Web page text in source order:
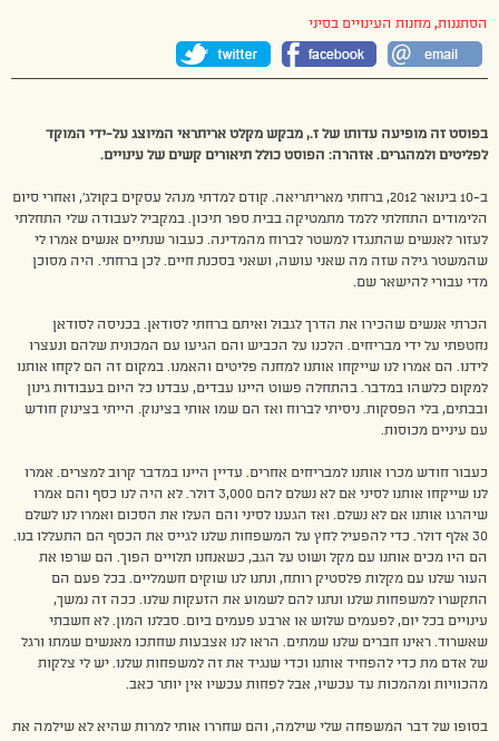
הסתננות, מחנות העינויים בסיני
בפוסט זה מופיעה עדותו של ז., מבקש מקלט אריתראי המיוצג על-ידי המוקד
לפליטים ולמהגרים. אזהרה: הפוסט כולל תיאורים קשים של עינויים.
ב-10 בינואר 2012, ברחתי מאריתריאה. קודם למדתי מנהל עסקים בקולג’, ואחרי סיום
הלימודים התחלתי ללמד מתמטיקה בבית ספר תיכון. במקביל לעבודה שלי התחלתי
לעזור לאנשים שהתנגדו למשטר לברוח מהמדינה. כעבור שנתיים אנשים אמרו לי
שהמשטר גילה שזה מה שאני עושה, ושאני בסכנת חיים. לכן ברחתי. היה מסוכן
מדי עבורי להישאר שם.
הכרתי אנשים שהכירו את הדרך לגבול ואיתם ברחתי לסודאן. בכניסה לסודאן
נחטפתי על ידי מבריחים. הלכנו על הכביש והם הגיעו עם המכונית שלהם ונעצרו
לידנו. הם אמרו לנו שייקחו אותנו למחנה פליטים והאמנו. במקום זה הם לקחו אותנו
למקום כלשהו במדבר. בהתחלה פשוט היינו עבדים, עבדנו כל היום בעבודות גינון
ובבתים, בלי הפסקות. ניסיתי לברוח ואז הם שמו אותי בצינוק. הייתי בצינוק חודש
עם עיניים מכוסות.
כעבור חודש מכרו אותנו למבריחים אחרים. עדיין היינו במדבר קרוב למצרים. אמרו
לנו שייקחו אותנו לסיני אם לא נשלם להם 3,000 דולר. לא היה לנו כסף והם אמרו
שיהרגו אותנו אם לא נשלם. ואז הגענו לסיני והם העלו את הסכום ואמרו לנו לשלם
30 אלף דולר. כדי להפעיל לחץ על המשפחות שלנו לגייס את הכסף הם התעללו בנו.
הם היו מכים אותנו עם מקל ושוט על הגב, כשאנחנו תלויים הפוך. הם שרפו את
העור שלנו עם מקלות פלסטיק רותח, ונתנו לנו שוקים חשמליים. בכל פעם הם
התקשרו למשפחות שלנו ונתנו להם לשמוע את הזעקות שלנו. ככה זה נמשך,
עינויים בכל יום, לפעמים שלוש או ארבע פעמים ביום. סבלנו המון. לא חשבתי
שאשרוד. ראינו חברים שלנו שמתים. הראו לנו אצבעות שחתכו מאנשים שמתו ורגל
של אדם מת כדי להפחיד אותנו וכדי שנגיד את זה למשפחות שלנו. יש לי צלקות
מהכוויות ומהמכות עד עכשיו, אבל לפחות עכשיו אין יותר כאב.
בסופו של דבר המשפחה שלי שילמה, והם שחררו אותי למרות שהיא לא שילמה את